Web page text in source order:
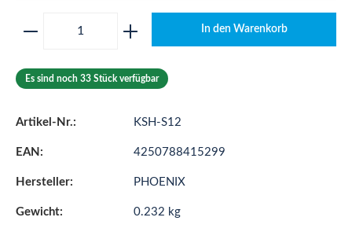
Produkt Anzahl: Gib den gewünschten
In den Warenkorb
Es sind noch 33 Stück verfügbar
Artikel-Nr.: KSH-S12
EAN: 4250788415299
Hersteller: PHOENIX
Gewicht: 0.232 kg